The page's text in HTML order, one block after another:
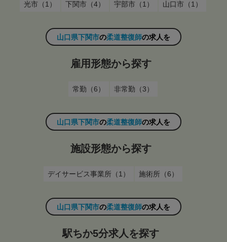
光市（1） 下関市（4） 宇部市（1） 山口市（1）
山口県下関市の柔道整復師の求人を
雇用形態から探す
常勤（6） 非常勤（3）
山口県下関市の柔道整復師の求人を
施設形態から探す
デイサービス事業所（1） 施術所（6）
山口県下関市の柔道整復師の求人を
駅ちか5分求人を探す